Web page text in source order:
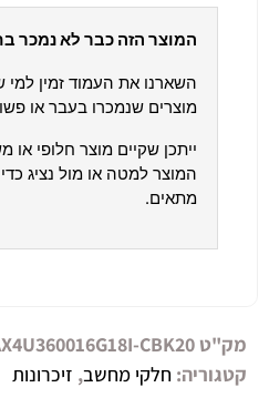
המוצר הזה כבר לא נמכר
השארנו את העמוד זמין
מוצרים שנמכרו בעבר או
ייתכן שקיים מוצר חלופי או
המוצר למטה או מול נציג
מתאים.
מק"ט CBK20
קטגוריה: חלקי מחשב, זיכרונות